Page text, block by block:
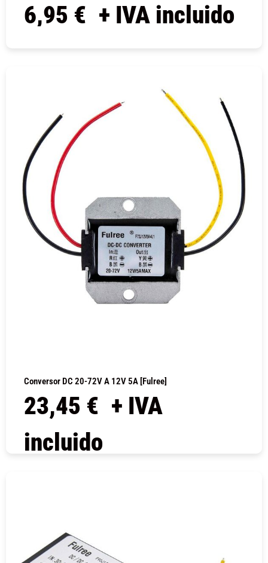
6,95 € + IVA incluido
Conversor DC 20-72V A 12V 5A [Fulree]
23,45 € + IVA
incluido